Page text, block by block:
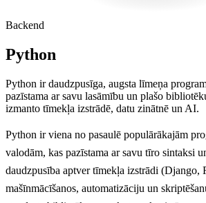
Backend
Python
Python ir daudzpusīga, augsta līmeņa
pazīstama ar savu lasāmību un plašo
izmanto tīmekļa izstrādē, datu zinātnē un AI.
Python ir viena no pasaulē populārākajām
valodām, kas pazīstama ar savu tīro sintaksi
daudzpusība aptver tīmekļa izstrādi (Django,
mašīnmācīšanos, automatizāciju un